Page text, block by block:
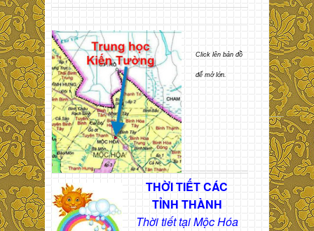
Click lên bản đồ
để mở lớn.
THỜI TIẾT CÁC
TỈNH THÀNH
Thời tiết tại Mộc Hóa